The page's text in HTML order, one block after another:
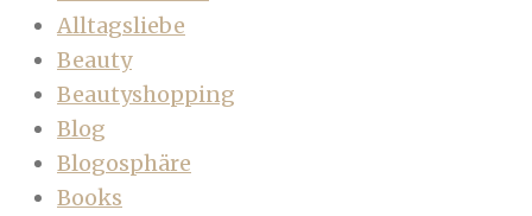
Alltagsliebe
Beauty
Beautyshopping
Blog
Blogosphäre
Books